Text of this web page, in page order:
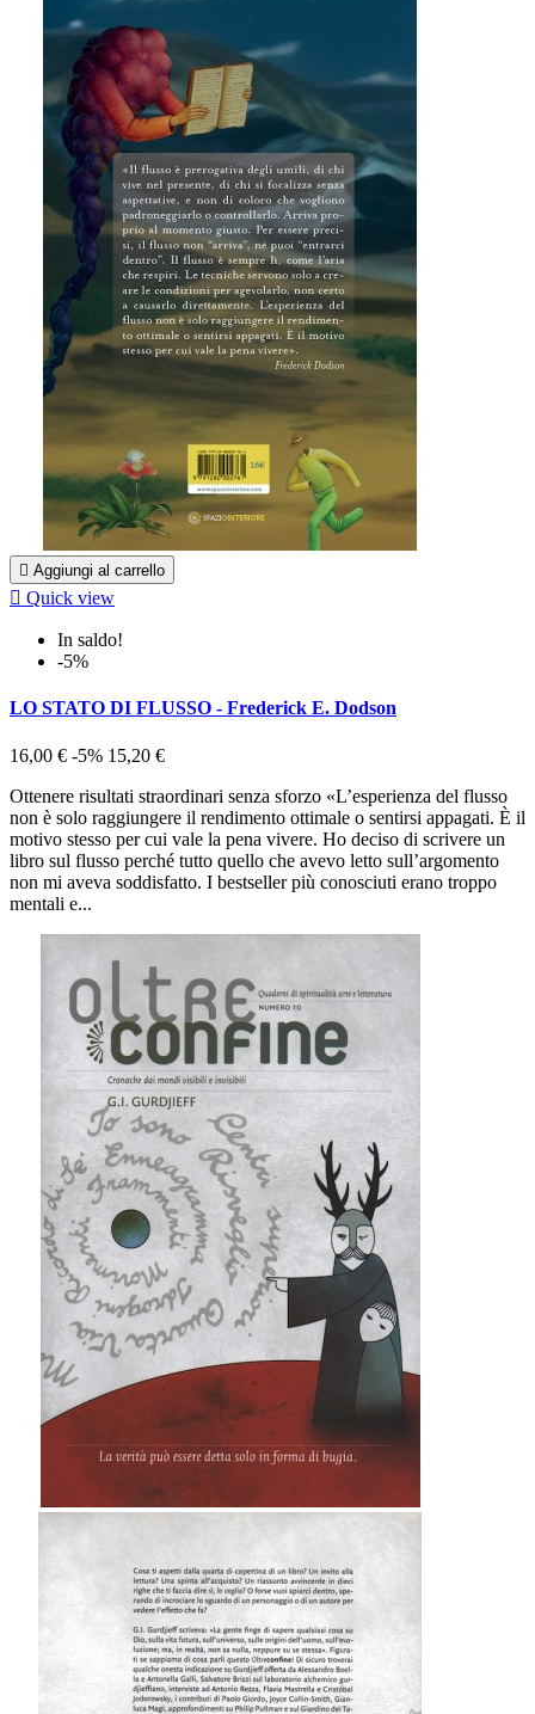
 Aggiungi al carrello
 Quick view
In saldo!
-5%
LO STATO DI FLUSSO - Frederick E. Dodson
16,00 € -5% 15,20 €
Ottenere risultati straordinari senza sforzo «L’esperienza del flusso
non è solo raggiungere il rendimento ottimale o sentirsi appagati. È il
motivo stesso per cui vale la pena vivere. Ho deciso di scrivere un
libro sul flusso perché tutto quello che avevo letto sull’argomento
non mi aveva soddisfatto. I bestseller più conosciuti erano troppo
mentali e...